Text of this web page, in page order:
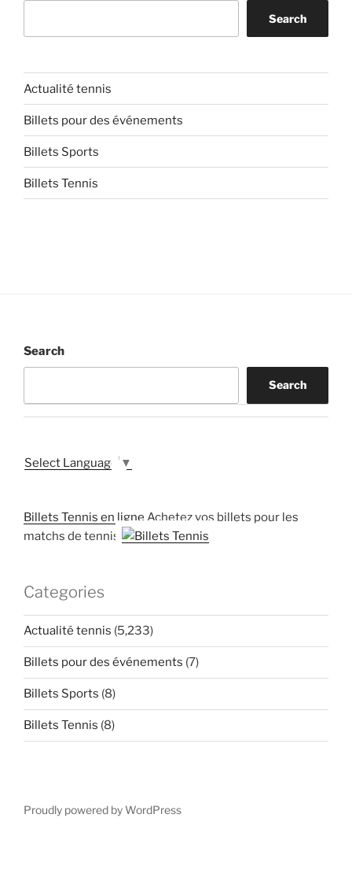
Search
Actualité tennis
Billets pour des événements
Billets Sports
Billets Tennis
Search
Search
Select Language ▼
Billets Tennis en ligne Achetez vos billets pour les
matchs de tennis
Categories
Actualité tennis (5,233)
Billets pour des événements (7)
Billets Sports (8)
Billets Tennis (8)
Proudly powered by WordPress